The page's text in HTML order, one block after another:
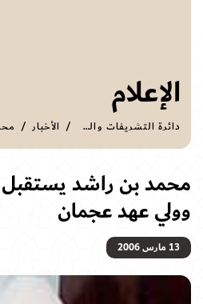
الإعلام
دائرة التشريفات والضيافة الأخبار
محمد بن راشد يستقبل
وولي عهد عجمان
13 مارس 2006